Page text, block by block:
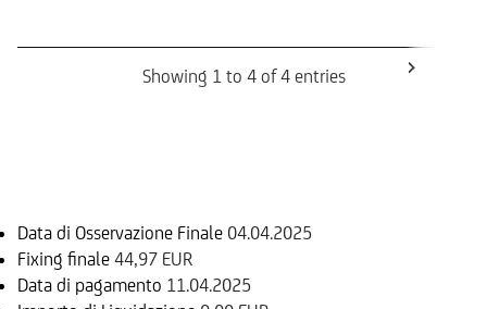
Showing 1 to 4 of 4 entries
Data di Osservazione Finale 04.04.2025
Fixing finale 44,97 EUR
Data di pagamento 11.04.2025